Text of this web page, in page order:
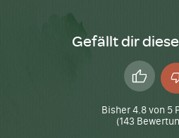
Gefällt dir
hoch
Bisher4.8von 5
(143